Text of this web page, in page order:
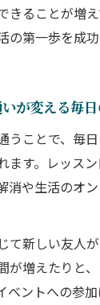
きることが増
の第一歩を成
が変える毎
うことで、毎
ます。レッス
消や生活のオ
て新しい友人
が増えたりと
ベントへの参